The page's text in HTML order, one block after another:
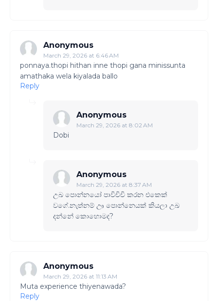
Anonymous
March 29, 2026 at 6:46 AM
ponnaya.thopi hithan inne thopi gana minissunta
amathaka wela kiyalada ballo
Reply
Anonymous
March 29, 2026 at 8:02 AM
Dobi
Anonymous
March 29, 2026 at 8:37 AM
උඛ පොන්නයෝ පාවිචිචි කරන එකෙක්
වගේ.නැත්නම් ඌ පොන්නෙයක් කියලා උඛ
දන්නේ කොහොමද?
Anonymous
March 29, 2026 at 11:13 AM
Muta experience thiyenawada?
Reply